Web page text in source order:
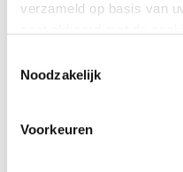
verzameld op basis van
Noodzakelijk
Voorkeuren
Ontvang de
Wilt u op de hoogte
laatste erfgoednieuws?
wekelijkse nieuwsbrief!